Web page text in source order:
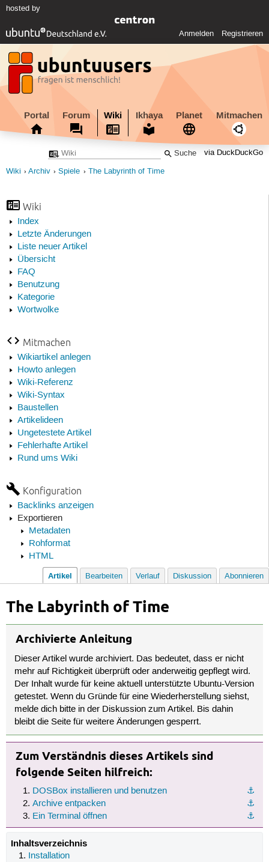
hosted by
Anmelden Registrieren
Portal Forum Wiki Ikhaya Planet Mitmachen
via DuckDuckGo
Wiki Archiv Spiele The Labyrinth of Time
Wiki
Index
Letzte Änderungen
Liste neuer Artikel
Übersicht
FAQ
Benutzung
Kategorie
Wortwolke
Mitmachen
Wikiartikel anlegen
Howto anlegen
Wiki-Referenz
Wiki-Syntax
Baustellen
Artikelideen
Ungetestete Artikel
Fehlerhafte Artikel
Rund ums Wiki
Konfiguration
Backlinks anzeigen
Exportieren
Metadaten
Rohformat
HTML
Artikel Bearbeiten Verlauf Diskussion Abonnieren
The Labyrinth of Time
Archivierte Anleitung
Dieser Artikel wurde archiviert. Das bedeutet, dass er nicht
mehr auf Richtigkeit überprüft oder anderweitig gepflegt wird.
Der Inhalt wurde für keine aktuell unterstützte Ubuntu-Version
getestet. Wenn du Gründe für eine Wiederherstellung siehst,
melde dich bitte in der Diskussion zum Artikel. Bis dahin
bleibt die Seite für weitere Änderungen gesperrt.
Zum Verständnis dieses Artikels sind
folgende Seiten hilfreich:
⚓︎
DOSBox installieren und benutzen
⚓︎
Archive entpacken
⚓︎
Ein Terminal öffnen
Inhaltsverzeichnis
Installation